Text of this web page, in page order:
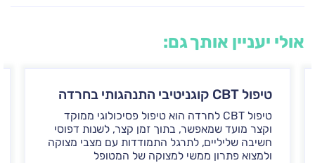
אולי יעניין אותך גם:
טיפול CBT קוגניטיבי התנהגותי בחרדה
טיפול CBT לחרדה הוא טיפול פסיכולוגי ממוקד
וקצר מועד שמאפשר, בתוך זמן קצר, לשנות דפוסי
חשיבה שליליים, לתרגל התמודדות עם מצבי מצוקה
ולמצוא פתרון ממשי למצוקה של המטופל